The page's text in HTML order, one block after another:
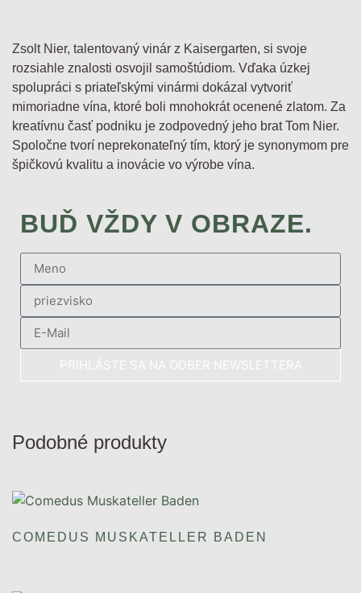
Zsolt Nier, talentovaný vinár z Kaisergarten, si svoje
rozsiahle znalosti osvojil samoštúdiom. Vďaka úzkej
spolupráci s priateľskými vinármi dokázal vytvoriť
mimoriadne vína, ktoré boli mnohokrát ocenené zlatom. Za
kreatívnu časť podniku je zodpovedný jeho brat Tom Nier.
Spoločne tvorí neprekonateľný tím, ktorý je synonymom pre
špičkovú kvalitu a inovácie vo výrobe vína.
BUĎ VŽDY V OBRAZE.
PRIHLÁSTE SA NA ODBER NEWSLETTERA
Podobné produkty
COMEDUS MUSKATELLER BADEN